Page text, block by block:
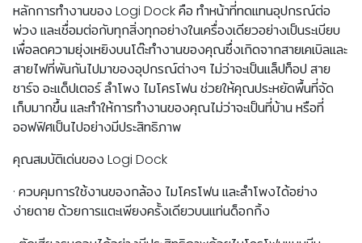
หลักการทำงานของLogi Dockคือทำหน้าที่ทดแทนอุปกรณ์ต่อ
พ่วงและเชื่อมต่อกับทุกสิ่งทุกอย่างในเครื่องเดียวอย่างเป็นระเบียบ
เพื่อลดความยุ่งเหยิงบนโต๊ะทำงานของคุณซึ่งเกิดจากสายเคเบิลและ
สายไฟที่พันกันไปมาของอุปกรณ์ต่างๆ ไม่ว่าจะเป็นแล็ปท็อปสาย
ชาร์จอะแด็ปเตอร์ลำโพง ไมโครโฟนช่วยให้คุณประหยัดพื้นที่จัด
เก็บมากขึ้นและทำให้การทำงานของคุณไม่ว่าจะเป็นที่บ้านหรือที่
ออฟฟิศเป็นไปอย่างมีประสิทธิภาพ
คุณสมบัติเด่นของLogi Dock
· ควบคุมการใช้งานของกล้อง ไมโครโฟนและลำโพงได้อย่าง
ง่ายดายด้วยการแตะเพียงครั้งเดียวบนแท่นด็อกกิ้ง